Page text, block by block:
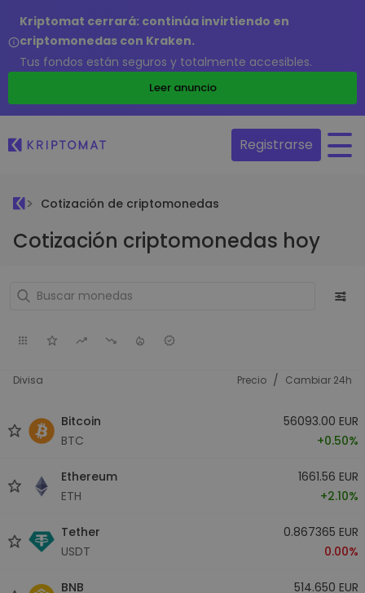
Kriptomat cerrará: continúa invirtiendo en
criptomonedas con Kraken.
Tus fondos están seguros y totalmente accesibles.
Leer anuncio
Registrarse
Cotización de criptomonedas
Cotización criptomonedas hoy
Divisa Precio / Cambiar 24h
Bitcoin
BTC
56093.00 EUR
+0.50%
Ethereum
ETH
1661.56 EUR
+2.10%
Tether
USDT
0.867365 EUR
0.00%
BNB
514.650 EUR